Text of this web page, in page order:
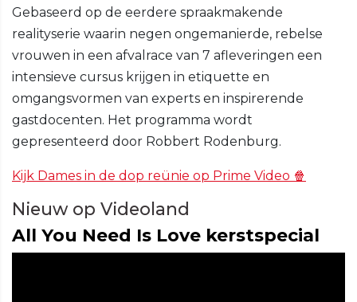
Gebaseerd op de eerdere spraakmakende
realityserie waarin negen ongemanierde, rebelse
vrouwen in een afvalrace van 7 afleveringen een
intensieve cursus krijgen in etiquette en
omgangsvormen van experts en inspirerende
gastdocenten. Het programma wordt
gepresenteerd door Robbert Rodenburg.
Kijk Dames in de dop reünie op Prime Video 🍿
Nieuw op Videoland
All You Need Is Love kerstspecial